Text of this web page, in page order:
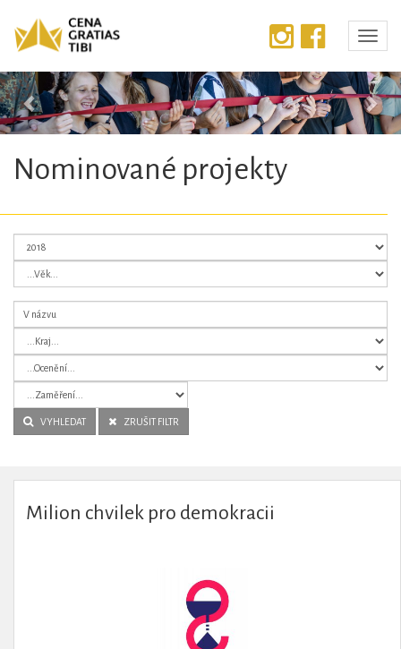
Předchozí
Nominované projekty
VYHLEDAT ZRUŠIT FILTR
Milion chvilek pro demokracii